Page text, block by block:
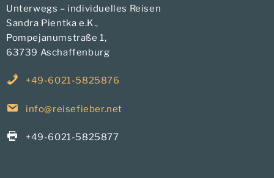
Unterwegs – individuelles Reisen
Sandra Pientka e.K.,
Pompejanumstraße 1,
63739 Aschaffenburg
+49-6021-5825876
info@reisefieber.net
+49-6021-5825877